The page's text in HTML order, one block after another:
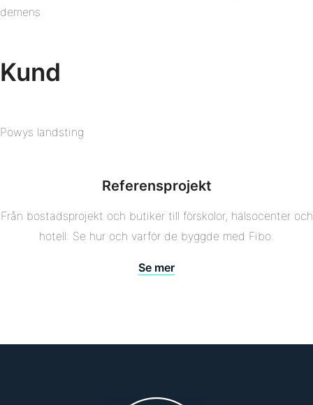
demens
Kund
Powys landsting
Referensprojekt
Från bostadsprojekt och butiker till förskolor, hälsocenter och
hotell: Se hur och varför de byggde med Fibo.
Se mer